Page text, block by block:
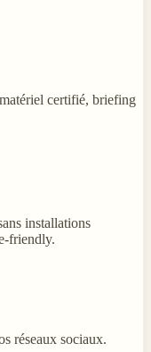
certifié, briefing
installations
friendly.
réseaux sociaux.